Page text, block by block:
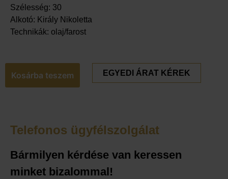
Szélesség: 30
Alkotó: Király Nikoletta
Technikák: olaj/farost
Kosárba teszem EGYEDI ÁRAT KÉREK
Telefonos ügyfélszolgálat
Bármilyen kérdése van keressen
minket bizalommal!